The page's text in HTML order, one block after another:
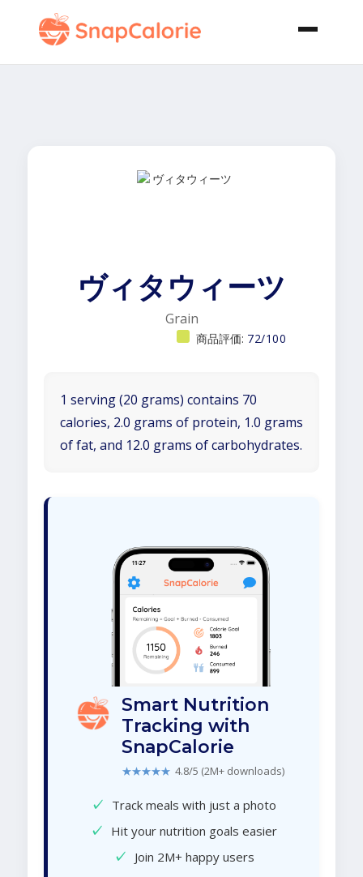
ヴィタウィーツ
Grain
商品評価: 72/100
1 serving (20 grams) contains 70
calories, 2.0 grams of protein, 1.0 grams
of fat, and 12.0 grams of carbohydrates.
Smart Nutrition
Tracking with
SnapCalorie
★★★★★ 4.8/5 (2M+ downloads)
✓ Track meals with just a photo
✓ Hit your nutrition goals easier
✓ Join 2M+ happy users